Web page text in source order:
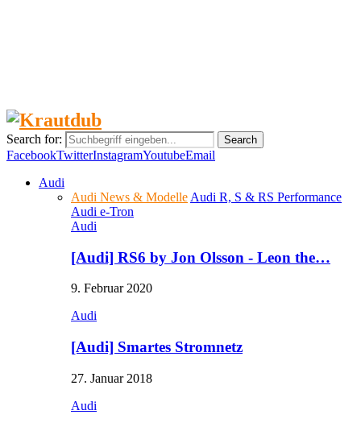
Search for: Search
FacebookTwitterInstagramYoutubeEmail
Audi
Audi News & Modelle Audi R, S & RS Performance
Audi e-Tron
Audi
[Audi] RS6 by Jon Olsson - Leon the…
9. Februar 2020
Audi
[Audi] Smartes Stromnetz
27. Januar 2018
Audi